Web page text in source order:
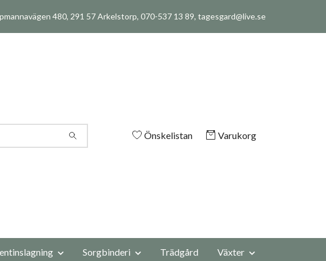
480, 291 57 Arkelstorp, 070-537 13 89, tagesgard@live.se
Önskelistan Varukorg
Sorgbinderi Trädgård
Växter